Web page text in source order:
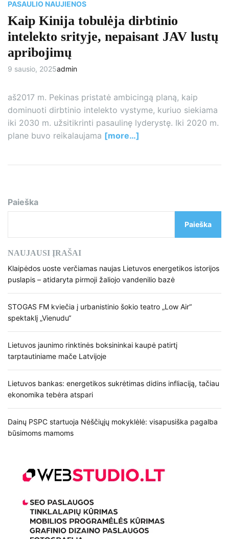
PASAULIO NAUJIENOS
Kaip Kinija tobulėja dirbtinio
intelekto srityje, nepaisant JAV lustų
apribojimų
9 sausio, 2025admin
aš2017 m. Pekinas pristatė ambicingą planą, kaip
dominuoti dirbtinio intelekto vystyme, kuriuo siekiama
iki 2030 m. užsitikrinti pasaulinę lyderystę. Iki 2020 m.
plane buvo reikalaujama [more…]
Paieška
Paieška
NAUJAUSI ĮRAŠAI
Klaipėdos uoste verčiamas naujas Lietuvos energetikos istorijos
puslapis – atidaryta pirmoji žaliojo vandenilio bazė
STOGAS FM kviečia į urbanistinio šokio teatro „Low Air“
spektaklį „Vienudu“
Lietuvos jaunimo rinktinės boksininkai kaupė patirtį
tarptautiniame mače Latvijoje
Lietuvos bankas: energetikos sukrėtimas didins infliaciją, tačiau
ekonomika tebėra atspari
Dainų PSPC startuoja Nėščiųjų mokyklėlė: visapusiška pagalba
būsimoms mamoms